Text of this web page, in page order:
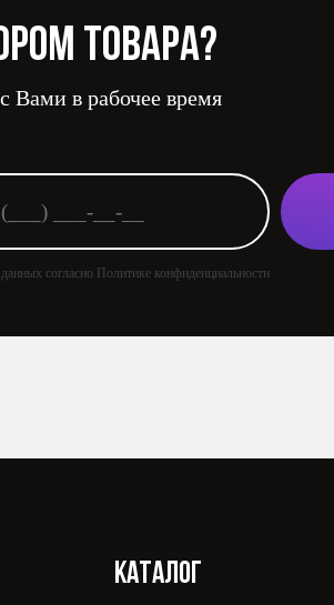
товара?
Вами в рабочее время
согласно Политике конфиденциальности
КАТАЛОГ